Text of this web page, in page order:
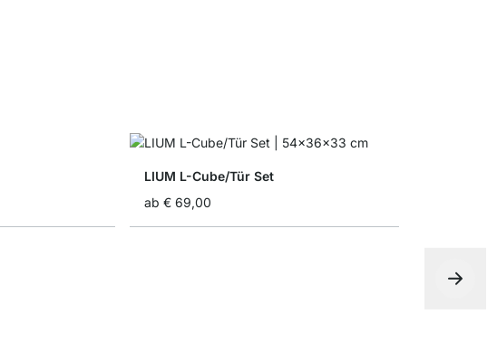
LIUM L-Cube/Tür Set
ab € 69,00